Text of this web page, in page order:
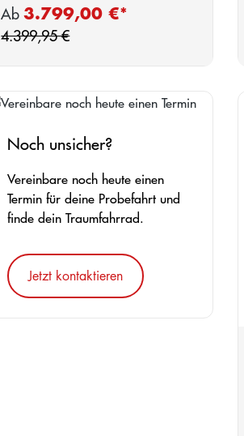
Verkaufspreis:
Ab3.799,00 €*
4.399,95 €
Noch unsicher?
Vereinbare noch heute einen
Termin für deine Probefahrt und
finde dein Traumfahrrad.
Jetzt kontaktieren